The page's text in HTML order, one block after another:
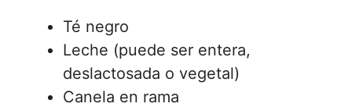
Té negro
Leche (puede ser entera,
deslactosada o vegetal)
Canela en rama